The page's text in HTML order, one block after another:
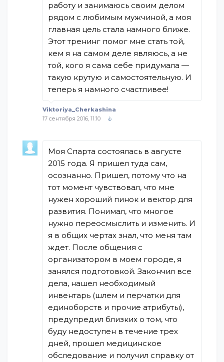
работу и занимаюсь своим делом
рядом с любимым мужчиной, а моя
главная цель стала намного ближе.
Этот тренинг помог мне стать той,
кем я на самом деле являюсь, а не
той, кого я сама себе придумала —
такую крутую и самостоятельную. И
теперь я намного счастливее!
Viktoriya_Cherkashina
17 сентября 2016, 11:10
Моя Спарта состоялась в августе
2015 года. Я пришел туда сам,
осознанно. Пришел, потому что на
тот момент чувствовал, что мне
нужен хороший пинок и вектор для
развития. Понимал, что многое
нужно переосмыслить и изменить. И
я в общих чертах знал, что меня там
ждет. После общения с
организатором в моем городе, я
занялся подготовкой. Закончил все
дела, нашел необходимый
инвентарь (шлем и перчатки для
единоборств и прочие атрибуты),
предупредил близких о том, что
буду недоступен в течение трех
дней, прошел медицинское
обследование и получил справку от